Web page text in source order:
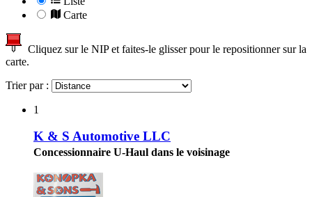
Carte
Cliquez sur le NIP et faites-le glisser pour le repositionner sur la
carte.
Trier par :
1
K & S Automotive LLC
Concessionnaire U-Haul dans le voisinage